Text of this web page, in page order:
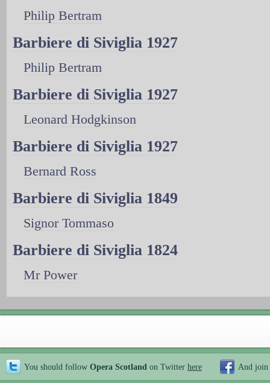
Philip Bertram
Barbiere di Siviglia 1927
Philip Bertram
Barbiere di Siviglia 1927
Leonard Hodgkinson
Barbiere di Siviglia 1927
Bernard Ross
Barbiere di Siviglia 1849
Signor Tommaso
Barbiere di Siviglia 1824
Mr Power
You should follow Opera Scotland on Twitter here And join